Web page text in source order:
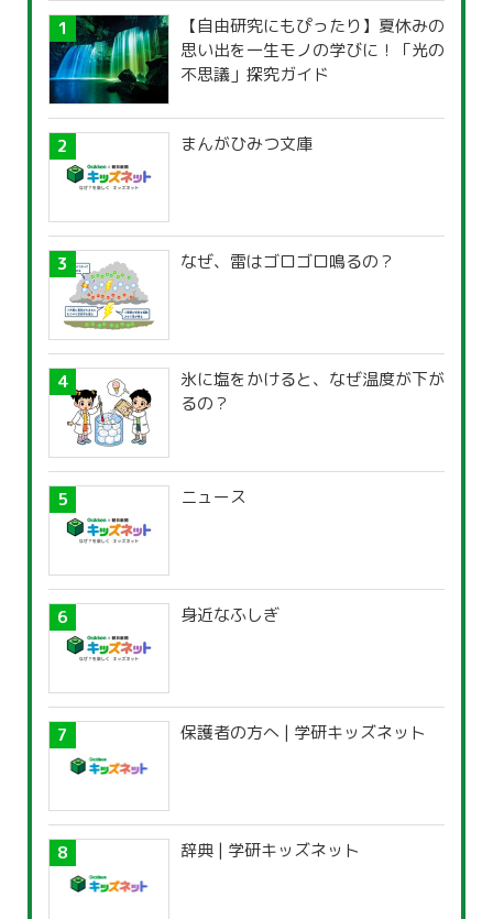
【自由研究にもぴったり】夏休みの
思い出を一生モノの学びに！「光の
不思議」探究ガイド
まんがひみつ文庫
なぜ、雷はゴロゴロ鳴るの？
氷に塩をかけると、なぜ温度が下が
るの？
ニュース
身近なふしぎ
保護者の方へ | 学研キッズネット
辞典 | 学研キッズネット